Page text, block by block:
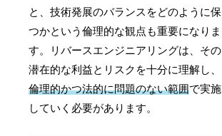
と、技術発展のバランスをどのように保
つかという倫理的な観点も重要になりま
す。リバースエンジニアリングは、その
潜在的な利益とリスクを十分に理解し、
倫理的かつ法的に問題のない範囲で実施
していく必要があります。